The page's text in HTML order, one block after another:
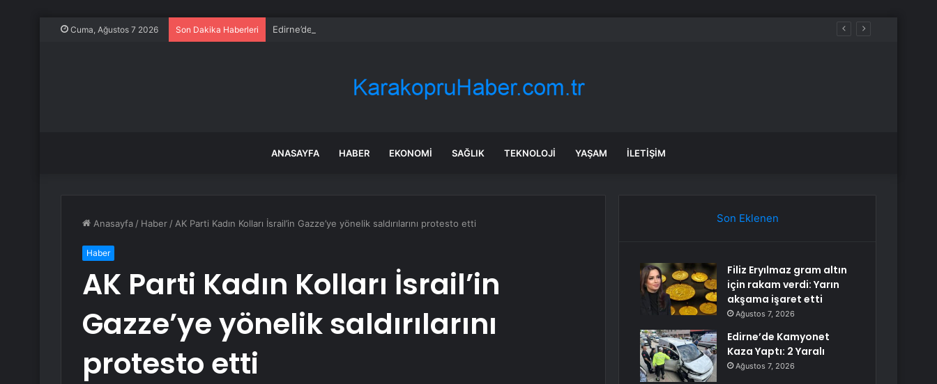
Cuma, Ağustos 7 2026 Son Dakika Haberleri Edirne’de Kamyonet Kaza Yaptı: 2 Yaralı
ANASAYFA HABER EKONOMI SAĞLIK TEKNOLOJI YAŞAM İLETIŞIM
Anasayfa / Haber / AK Parti Kadın Kolları İsrail’in Gazze’ye yönelik saldırılarını protesto etti
Haber
AK Parti Kadın Kolları İsrail’in
Gazze’ye yönelik saldırılarını
protesto etti
Son Eklenen
Filiz Eryılmaz gram altın
için rakam verdi: Yarın
akşama işaret etti
Ağustos 7, 2026
Edirne’de Kamyonet
Kaza Yaptı: 2 Yaralı
Ağustos 7, 2026